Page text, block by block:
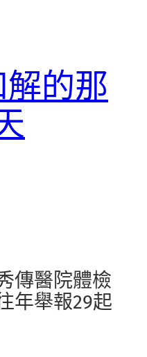
的那
傳醫院體檢
年舉報29起